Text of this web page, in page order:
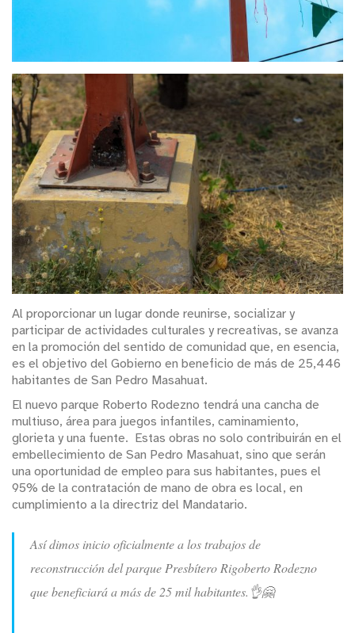
Al proporcionar un lugar donde reunirse, socializar y
participar de actividades culturales y recreativas, se avanza
en la promoción del sentido de comunidad que, en esencia,
es el objetivo del Gobierno en beneficio de más de 25,446
habitantes de San Pedro Masahuat.
El nuevo parque Roberto Rodezno tendrá una cancha de
multiuso, área para juegos infantiles, caminamiento,
glorieta y una fuente. Estas obras no solo contribuirán en el
embellecimiento de San Pedro Masahuat, sino que serán
una oportunidad de empleo para sus habitantes, pues el
95% de la contratación de mano de obra es local, en
cumplimiento a la directriz del Mandatario.
Así dimos inicio oficialmente a los trabajos de
reconstrucción del parque Presbítero Rigoberto Rodezno
que beneficiará a más de 25 mil habitantes.👌🤗